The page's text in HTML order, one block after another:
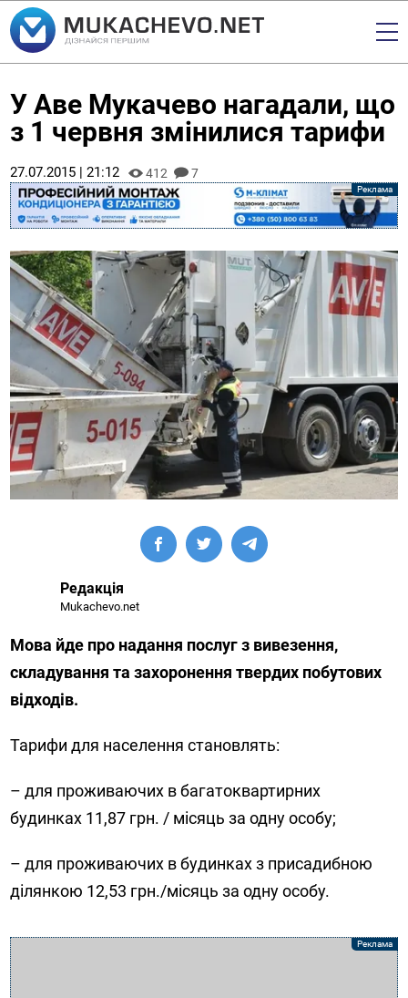
У Аве Мукачево нагадали, що
з 1 червня змінилися тарифи
27.07.2015 | 21:12 412 7
Редакція
Mukachevo.net
Мова йде про надання послуг з вивезення,
складування та захоронення твердих побутових
відходів.
Тарифи для населення становлять:
– для проживаючих в багатоквартирних
будинках 11,87 грн. / місяць за одну особу;
– для проживаючих в будинках з присадибною
ділянкою 12,53 грн./місяць за одну особу.